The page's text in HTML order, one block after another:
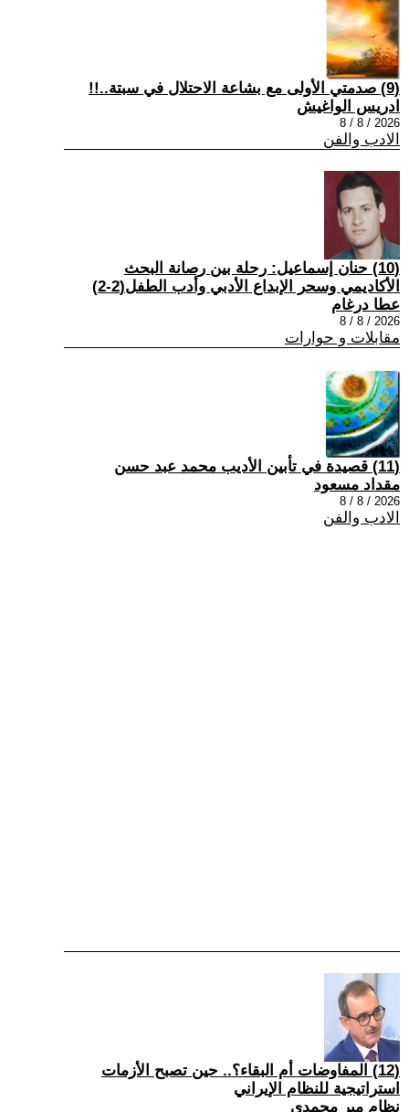
(9) صدمتي الأولى مع بشاعة الاحتلال في سبتة..!!
ادريس الواغيش
2026 / 8 / 8
الادب والفن
(10) حنان إسماعيل: رحلة بين رصانة البحث
الأكاديمي وسحر الإبداع الأدبي وأدب الطفل(2-2)
عطا درغام
2026 / 8 / 8
مقابلات و حوارات
(11) قصيدة في تأبين الأديب محمد عبد حسن
مقداد مسعود
2026 / 8 / 8
الادب والفن
(12) المفاوضات أم البقاء؟.. حين تصبح الأزمات
استراتيجية للنظام الإيراني
نظام مير محمدي